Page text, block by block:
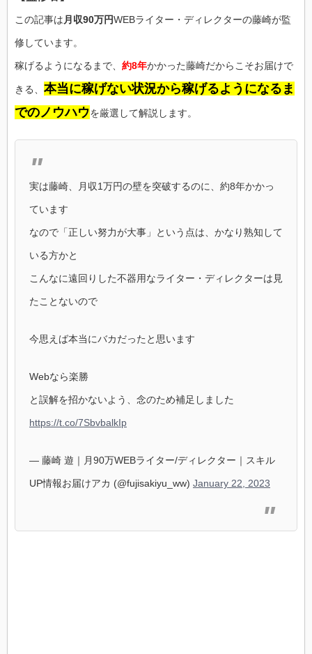
この記事は 月収90万円WEBライター・ディレクターの藤崎が監
修しています。
稼げるようになるまで、 約8年かかった藤崎だからこそお届けで
きる、 本当に稼げない状況から稼げるようになるま
でのノウハウを厳選して解説します。
実は藤崎、月収1万円の壁を突破するのに、約8年かかっ
ています
なので「正しい努力が大事」という点は、かなり熟知して
いる方かと
こんなに遠回りした不器用なライター・ディレクターは見
たことないので
今思えば本当にバカだったと思います
Webなら楽勝
と誤解を招かないよう、念のため補足しました
https://t.co/7SbvbalkIp
— 藤崎 遊｜月90万WEBライター/ディレクター｜スキル
UP情報お届けアカ (@fujisakiyu_ww) January 22, 2023